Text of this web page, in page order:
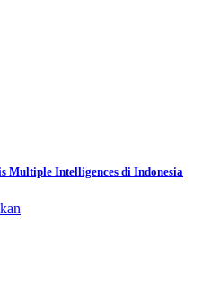
Multiple Intelligences di Indonesia